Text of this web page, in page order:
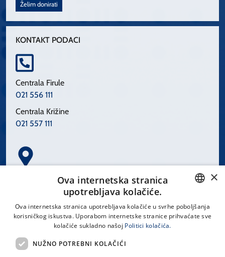
Želim donirati
KONTAKT PODACI
Centrala Firule
021 556 111
Centrala Križine
021 557 111
Spinčićeva 1, 21000 Split
CROATIAN
×
Ova internetska stranica
upotrebljava kolačiće.
Ova internetska stranica upotrebljava kolačiće u svrhe poboljšanja
korisničkog iskustva. Uporabom internetske stranice prihvaćate sve
kolačiće sukladno našoj Politici kolačića.
NUŽNO POTREBNI KOLAČIĆI